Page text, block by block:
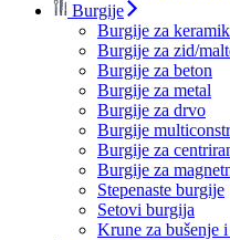
Burgije
Burgije za
Burgije za zid/
Burgije za beton
Burgije za metal
Burgije za drvo
Burgije
Burgije za
Burgije za
Stepenaste burgije
Setovi burgija
Krune za bušenje